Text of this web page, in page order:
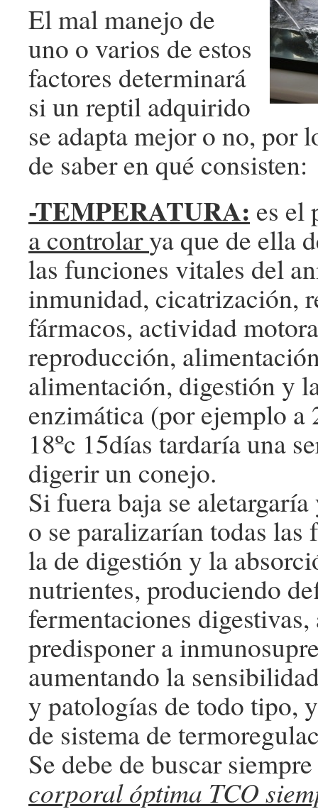
El mal manejo de
uno o varios de estos
factores determinará
si un reptil adquirido
se adapta mejor o no, por
de saber en qué consisten:
-TEMPERATURA: es el
a controlarya que de ella
las funciones vitales del
inmunidad, cicatrización,
fármacos, actividad
reproducción,
alimentación, digestión y
enzimática (por ejemplo a
18ºc 15días tardaría una
digerir un conejo.
Si fuera baja se
o se paralizarían todas las
la de digestión y la
nutrientes, produciendo
fermentaciones digestivas,
predisponer a
aumentando la
y patologías de todo tipo,
de sistema de
Se debe de buscar
corporal óptima TCO